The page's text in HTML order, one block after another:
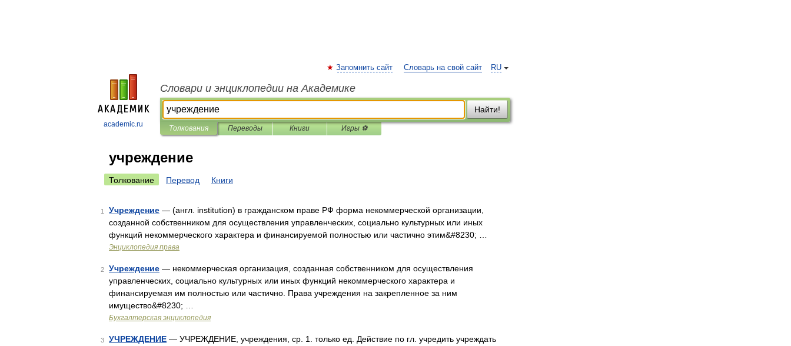
academic.ru
RU
Запомнить сайт Словарь на свой сайт
Словари и энциклопедии на Академике
Найти!
Толкования Переводы Книги Игры ⚽
учреждение
Толкование Перевод Книги
1 Учреждение — (англ. institution) в гражданском праве РФ форма некоммерческой организации,
созданной собственником для осуществления управленческих, социально культурных или иных
функций некоммерческого характера и финансируемой полностью или частично этим&#8230; …
Энциклопедия права
2 Учреждение — некоммерческая организация, созданная собственником для осуществления
управленческих, социально культурных или иных функций некоммерческого характера и
финансируемая им полностью или частично. Права учреждения на закрепленное за ним
имущество&#8230; …
Бухгалтерская энциклопедия
3 УЧРЕЖДЕНИЕ — УЧРЕЖДЕНИЕ, учреждения, ср. 1. только ед. Действие по гл. учредить учреждать